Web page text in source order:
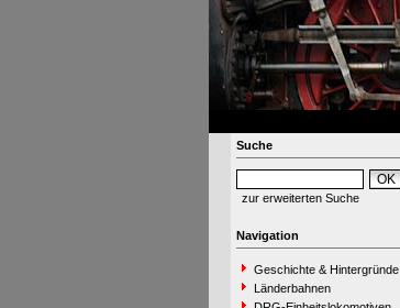
Suche
zur erweiterten Suche
Navigation
Geschichte & Hintergründe
Länderbahnen